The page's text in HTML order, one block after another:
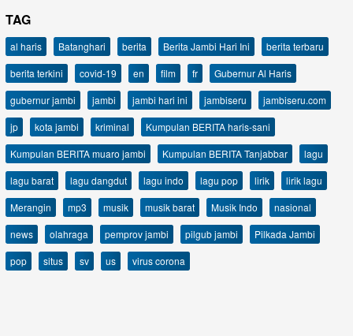
TAG
al haris Batanghari berita Berita Jambi Hari Ini
berita terbaru
berita terkini
covid-19 en film fr
Gubernur Al Haris
gubernur jambi
jambi jambi hari ini jambiseru
jambiseru.com
jp
kota jambi kriminal
Kumpulan BERITA haris-sani
Kumpulan BERITA muaro jambi
Kumpulan BERITA Tanjabbar
lagu
lagu barat
lagu dangdut lagu indo lagu pop lirik
lirik lagu
Merangin
mp3 musik musik barat Musik Indo
nasional
news
olahraga pemprov jambi pilgub jambi
Pilkada Jambi
pop
situs sv us virus corona